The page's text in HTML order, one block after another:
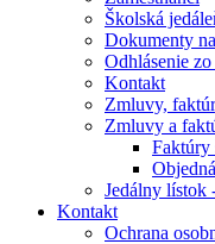
Školská
Dokumenty
Odhlásenie
Kontakt
Zmluvy,
Zmluvy a
Faktúry
Jedálny lístok
Kontakt
Ochrana